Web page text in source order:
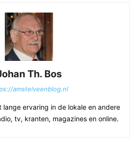
Th. Bos
amstelveenblog.nl
lange ervaring in de lokale en andere
tv, kranten, magazines en online.